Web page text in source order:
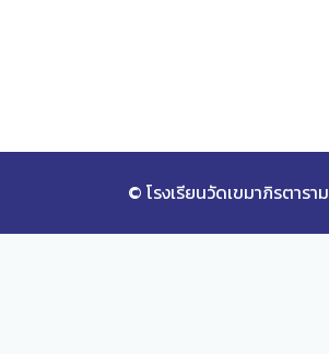
© โรงเรียนวัดเขมาภิรตาราม